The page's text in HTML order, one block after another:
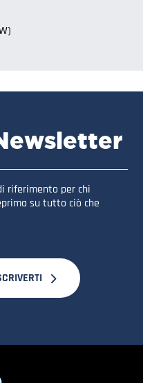
riferimento per chi
su tutto ciò che